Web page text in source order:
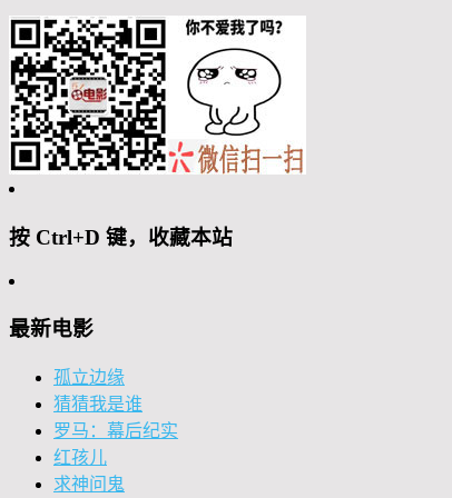
按 Ctrl+D 键，收藏本站
最新电影
孤立边缘
猜猜我是谁
罗马：幕后纪实
红孩儿
求神问鬼